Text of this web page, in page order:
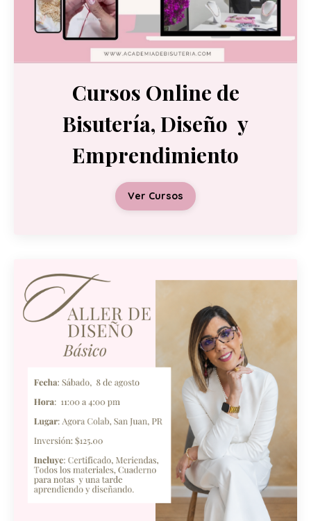
Cursos Online de
Bisutería, Diseño y
Emprendimiento
Ver Cursos